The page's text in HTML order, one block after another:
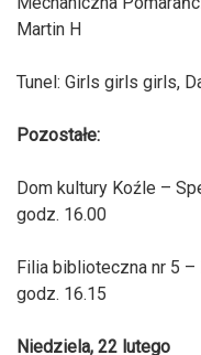
Martin H
Tunel: Girls girls girls,
Pozostałe:
Dom kultury Koźle –
godz. 16.00
Filia biblioteczna nr 5
godz. 16.15
Niedziela, 22 lutego